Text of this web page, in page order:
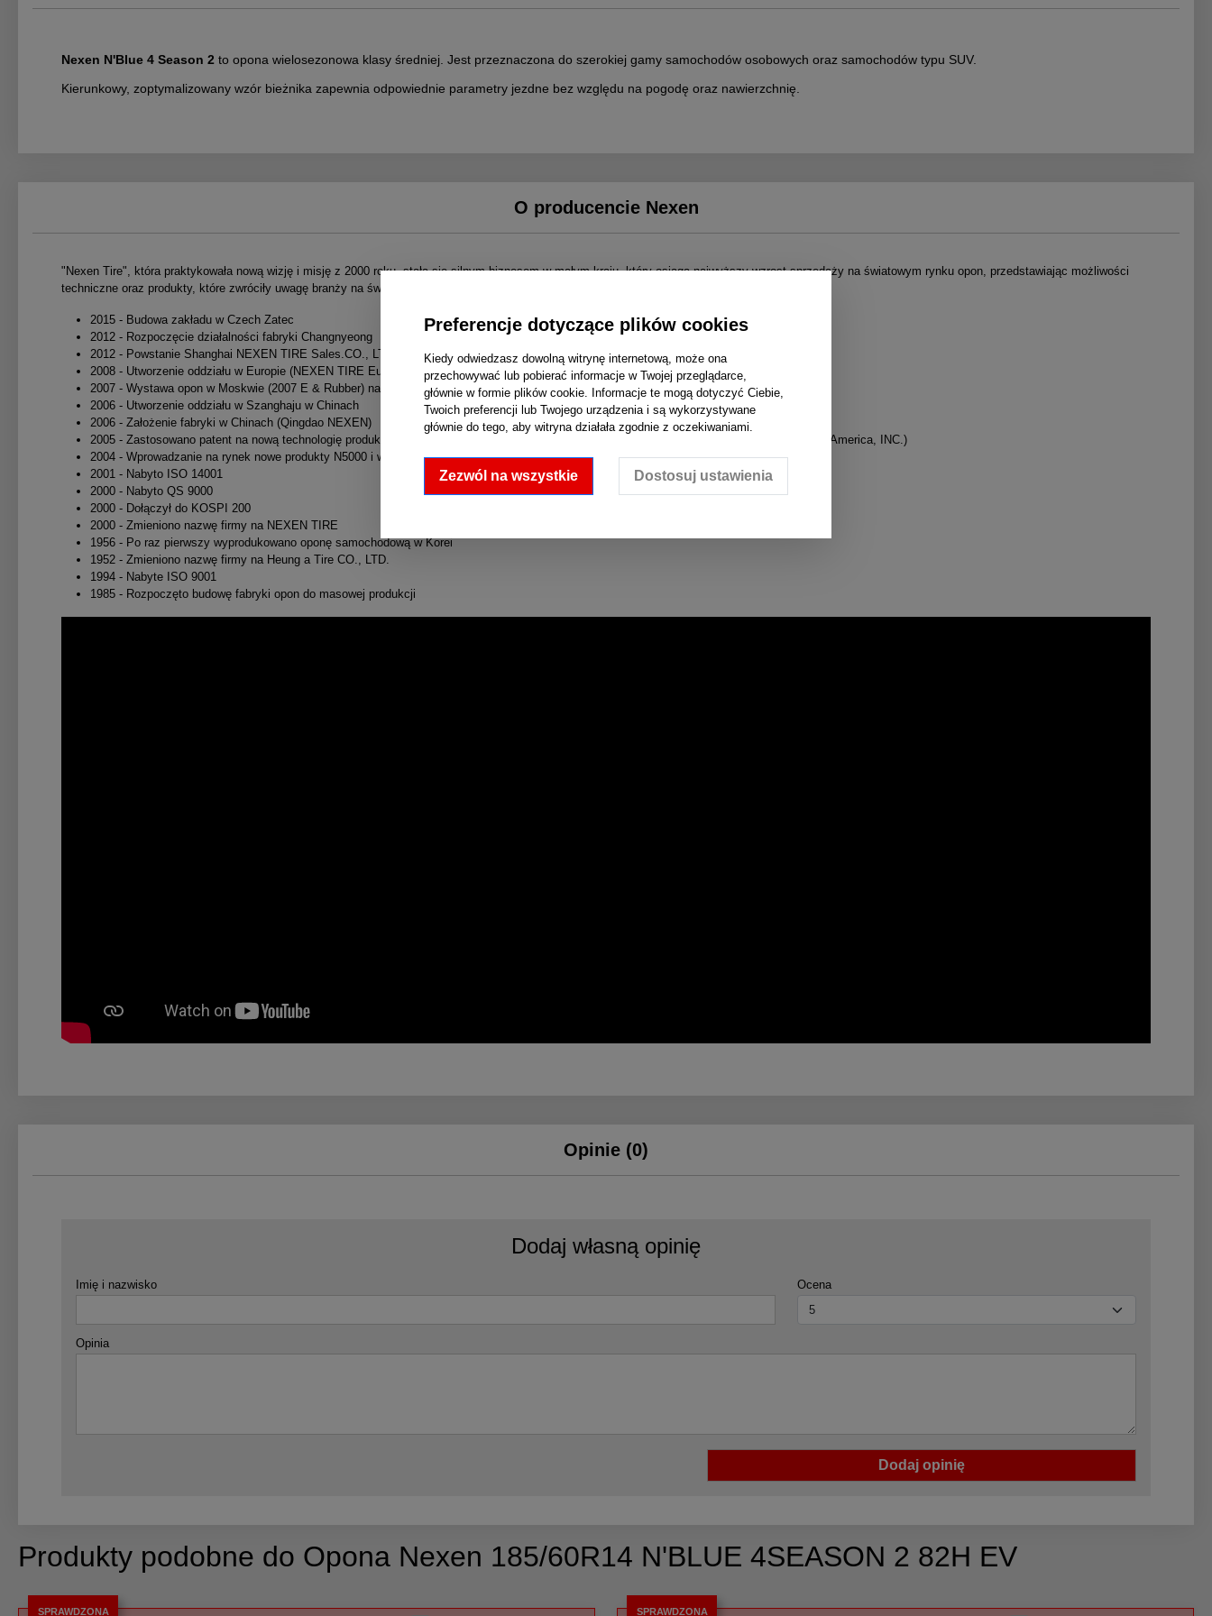
Preferencje dotyczące plików cookies
Kiedy odwiedzasz dowolną witrynę internetową, może ona
przechowywać lub pobierać informacje w Twojej przeglądarce,
głównie w formie plików cookie. Informacje te mogą dotyczyć Ciebie,
Twoich preferencji lub Twojego urządzenia i są wykorzystywane
głównie do tego, aby witryna działała zgodnie z oczekiwaniami.
Zezwól na wszystkie Dostosuj ustawienia
Nexen N'Blue 4 Season 2 to opona wielosezonowa klasy średniej. Jest przeznaczona do szerokiej gamy samochodów osobowych oraz samochodów typu SUV.
Kierunkowy, zoptymalizowany wzór bieżnika zapewnia odpowiednie parametry jezdne bez względu na pogodę oraz nawierzchnię.
O producencie Nexen
"Nexen Tire", która praktykowała nową wizję i misję z 2000 roku, stała się silnym biznesem w małym kraju, który osiąga najwyższy wzrost sprzedaży na światowym rynku opon, przedstawiając możliwości
techniczne oraz produkty, które zwróciły uwagę branży na świat.
2015 - Budowa zakładu w Czech Zatec
2012 - Rozpoczęcie działalności fabryki Changnyeong
2012 - Powstanie Shanghai NEXEN TIRE Sales.CO., LTD
2008 - Utworzenie oddziału w Europie (NEXEN TIRE Europe GMBH)
2007 - Wystawa opon w Moskwie (2007 E & Rubber) nagrodzona złotem / srebrną nagrodą
2006 - Utworzenie oddziału w Szanghaju w Chinach
2006 - Założenie fabryki w Chinach (Qingdao NEXEN)
2005 - Zastosowano patent na nową technologię produkcji nanocząsteczek kompleksów gumowych i założenie oddział w USA (NEXEN TIRE America, INC.)
2004 - Wprowadzanie na rynek nowe produkty N5000 i wyprodukowała 24 calową oponę
2001 - Nabyto ISO 14001
2000 - Nabyto QS 9000
2000 - Dołączył do KOSPI 200
2000 - Zmieniono nazwę firmy na NEXEN TIRE
1956 - Po raz pierwszy wyprodukowano oponę samochodową w Korei
1952 - Zmieniono nazwę firmy na Heung a Tire CO., LTD.
1994 - Nabyte ISO 9001
1985 - Rozpoczęto budowę fabryki opon do masowej produkcji
Opinie (0)
Dodaj własną opinię
Imię i nazwisko Ocena
Opinia
Dodaj opinię
Produkty podobne do Opona Nexen 185/60R14 N'BLUE 4SEASON 2 82H EV
SPRAWDZONA SPRAWDZONA